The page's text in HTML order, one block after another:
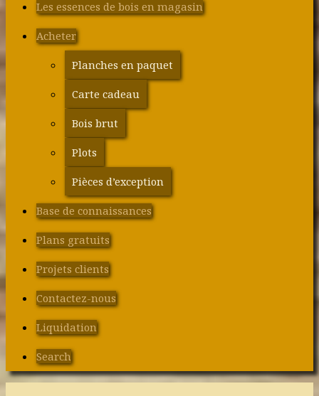
Les essences de bois en magasin
Acheter
Planches en paquet
Carte cadeau
Bois brut
Plots
Pièces d’exception
Base de connaissances
Plans gratuits
Projets clients
Contactez-nous
Liquidation
Search